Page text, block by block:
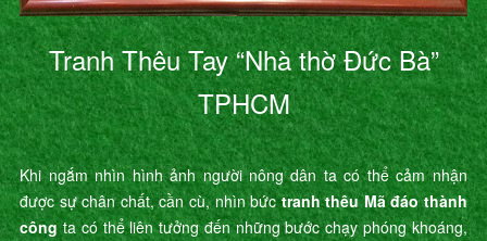
Tranh Thêu Tay “Nhà thờ Đức Bà”
TPHCM
Khi ngắm nhìn hình ảnh người nông dân ta có thể cảm nhận
được sự chân chất, cần cù, nhìn bứctranh thêu Mã đáo thành
côngta có thể liên tưởng đến những bước chạy phóng khoáng,